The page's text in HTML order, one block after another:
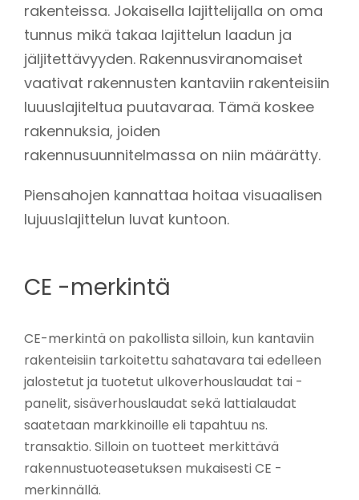
rakenteissa. Jokaisella lajittelijalla on oma
tunnus mikä takaa lajittelun laadun ja
jäljitettävyyden. Rakennusviranomaiset
vaativat rakennusten kantaviin rakenteisiin
luuuslajiteltua puutavaraa. Tämä koskee
rakennuksia, joiden
rakennusuunnitelmassa on niin määrätty.
Piensahojen kannattaa hoitaa visuaalisen
lujuuslajittelun luvat kuntoon.
CE -merkintä
CE-merkintä on pakollista silloin, kun kantaviin
rakenteisiin tarkoitettu sahatavara tai edelleen
jalostetut ja tuotetut ulkoverhouslaudat tai -
panelit, sisäverhouslaudat sekä lattialaudat
saatetaan markkinoille eli tapahtuu ns.
transaktio. Silloin on tuotteet merkittävä
rakennustuoteasetuksen mukaisesti CE -
merkinnällä.